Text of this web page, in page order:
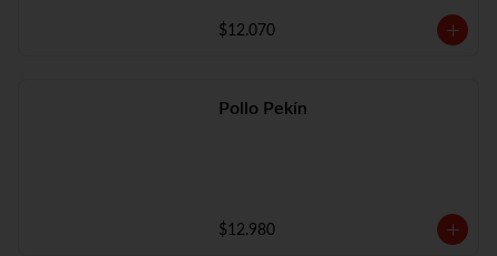
$12.070
Pollo Pekín
$12.980